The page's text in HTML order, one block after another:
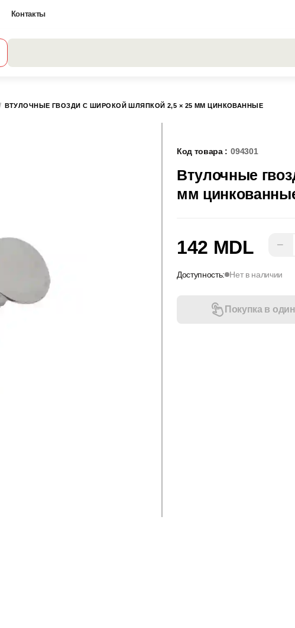
Контакты
ВТУЛОЧНЫЕ ГВОЗДИ С ШИРОКОЙ ШЛЯПКОЙ 2,5 × 25 ММ ЦИНКОВАННЫЕ
Код товара : 094301
Втулочные
мм
142 MDL −
Доступность: Нет в наличии
Покупка в